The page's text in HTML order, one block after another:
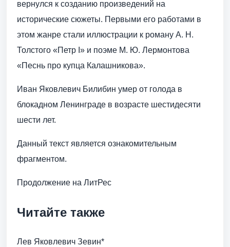
вернулся к созданию произведений на
исторические сюжеты. Первыми его работами в
этом жанре стали иллюстрации к роману А. Н.
Толстого «Петр I» и поэме М. Ю. Лермонтова
«Песнь про купца Калашникова».
Иван Яковлевич Билибин умер от голода в
блокадном Ленинграде в возрасте шестидесяти
шести лет.
Данный текст является ознакомительным
фрагментом.
Продолжение на ЛитРес
Читайте также
Лев Яковлевич Зевин*